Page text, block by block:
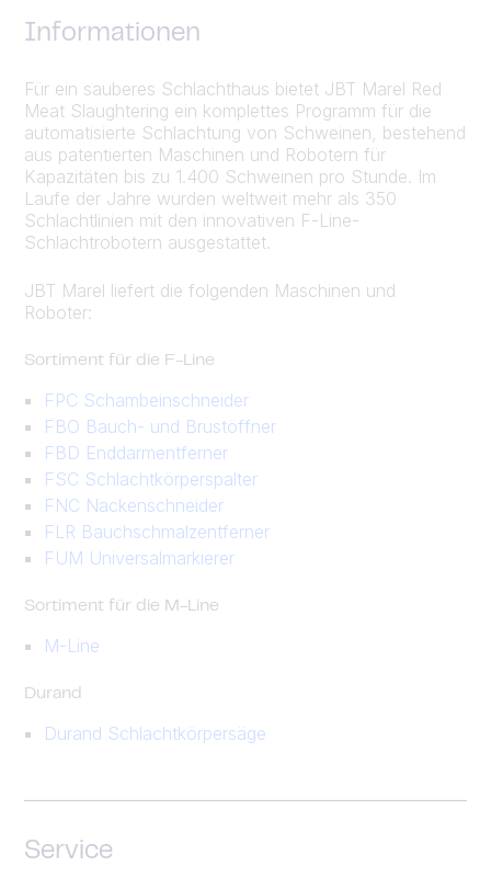
Informationen
Für ein sauberes Schlachthaus bietet JBT Marel Red
Meat Slaughtering ein komplettes Programm für die
automatisierte Schlachtung von Schweinen, bestehend
aus patentierten Maschinen und Robotern für
Kapazitäten bis zu 1.400 Schweinen pro Stunde. Im
Laufe der Jahre wurden weltweit mehr als 350
Schlachtlinien mit den innovativen F-Line-
Schlachtrobotern ausgestattet.
JBT Marel liefert die folgenden Maschinen und
Roboter:
Sortiment für die F-Line
FPC Schambeinschneider
FBO Bauch- und Brustöffner
FBD Enddarmentferner
FSC Schlachtkörperspalter
FNC Nackenschneider
FLR Bauchschmalzentferner
FUM Universalmarkierer
Sortiment für die M-Line
M-Line
Durand
Durand Schlachtkörpersäge
Service